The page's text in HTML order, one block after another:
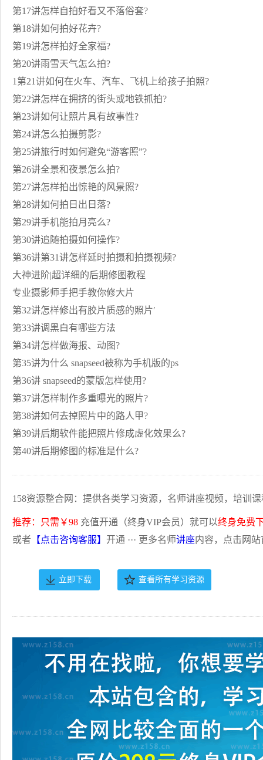
第17讲怎样自拍好看又不落俗套?
第18讲如何拍好花卉?
第19讲怎样拍好全家福?
第20讲雨雪天气怎么拍?
1第21讲如何在火车、汽车、飞机上给孩子拍照?
第22讲怎样在拥挤的街头或地铁抓拍?
第23讲如何让照片具有故事性?
第24讲怎么拍摄剪影?
第25讲旅行时如何避免“游客照”?
第26讲全景和夜景怎么拍?
第27讲怎样拍出惊艳的风景照?
第28讲如何拍日出日落?
第29讲手机能拍月亮么?
第30讲追随拍摄如何操作?
第36讲第31讲怎样延时拍摄和拍摄视频?
大神进阶|超详细的后期修图教程
专业摄影师手把手教你修大片
第32讲怎样修出有胶片质感的照片′
第33讲调黑白有哪些方法
第34讲怎样做海报、动图?
第35讲为什么 snapseed被称为手机版的ps
第36讲 snapseed的蒙版怎样使用?
第37讲怎样制作多重曝光的照片?
第38讲如何去掉照片中的路人甲?
第39讲后期软件能把照片修成虚化效果么?
第40讲后期修图的标准是什么?
158资源整合网：提供各类学习资源，名师讲座视频，培训
推荐：只需￥98 充值开通（终身VIP会员）就可以终身免费
或者 【点击咨询客服】 开通 ··· 更多名师讲座内容，点击网
立即下载 查看所有学习资源